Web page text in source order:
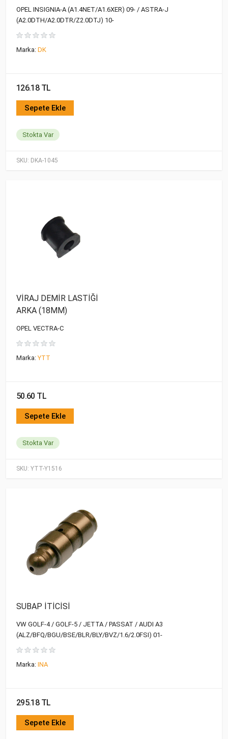
SKU: DKA-1045
OPEL INSIGNIA-A (A1.4NET/A1.6XER) 09- / ASTRA-J
(A2.0DTH/A2.0DTR/Z2.0DTJ) 10-
Marka: DK
126.18 TL
Sepete Ekle
Stokta Var
SKU: YTT-Y1516
VİRAJ DEMİR LASTİĞİ
ARKA (18MM)
OPEL VECTRA-C
Marka:YTT
50.60 TL
Sepete Ekle
Stokta Var
SUBAP İTİCİSİ
VW GOLF-4 / GOLF-5 / JETTA / PASSAT / AUDI A3
(ALZ/BFQ/BGU/BSE/BLR/BLY/BVZ/1.6/2.0FSI) 01-
Marka: INA
295.18 TL
Sepete Ekle